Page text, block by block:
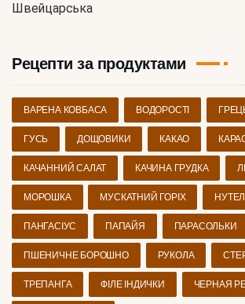
Швейцарська
Рецепти за продуктами
ВАРЕНА КОВБАСА ВОДОРОСТІ
ГУСЬ ДОЩОВИКИ КАКАО
КАЧАННИЙ САЛАТ КАЧИНА ГРУДКА
МОРОШКА МУСКАТНИЙ ГОРІХ
ПАНГАСІУС ПАПАЙЯ ПАРАСОЛЬКИ
ПШЕНИЧНЕ БОРОШНО РУКОЛА
ТРЕПАНГА ФІЛЕ ІНДИЧКИ ЧЕРНАЯ